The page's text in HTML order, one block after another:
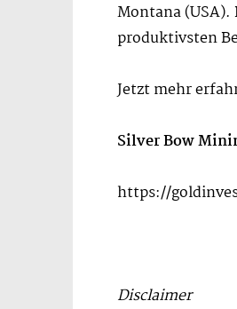
Montana
produktivsten
Jetzt mehr
Silver Bow
https://
Disclaimer